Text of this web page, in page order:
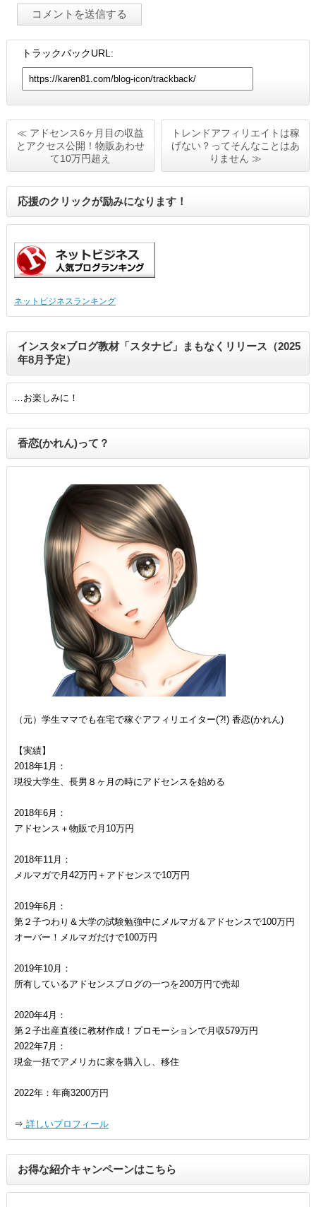
トラックバックURL:
≪ アドセンス6ヶ月目の収益
とアクセス公開！物販あわせ
て10万円超え
トレンドアフィリエイトは稼
げない？ってそんなことはあ
りません ≫
応援のクリックが励みになります！
ネットビジネスランキング
インスタ×ブログ教材「スタナビ」まもなくリリース（2025
年8月予定）
…お楽しみに！
香恋(かれん)って？
（元）学生ママでも在宅で稼ぐアフィリエイター(?!) 香恋(かれん)
【実績】
2018年1月：
現役大学生、長男８ヶ月の時にアドセンスを始める
2018年6月：
アドセンス＋物販で月10万円
2018年11月：
メルマガで月42万円＋アドセンスで10万円
2019年6月：
第２子つわり＆大学の試験勉強中にメルマガ＆アドセンスで100万円
オーバー！メルマガだけで100万円
2019年10月：
所有しているアドセンスブログの一つを200万円で売却
2020年4月：
第２子出産直後に教材作成！プロモーションで月収579万円
2022年7月：
現金一括でアメリカに家を購入し、移住
2022年：年商3200万円
⇒ 詳しいプロフィール
お得な紹介キャンペーンはこちら